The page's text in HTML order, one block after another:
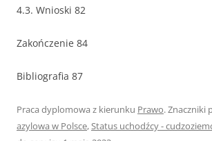
4.3. Wnioski 82
Zakończenie 84
Bibliografia 87
Praca dyplomowa z kierunku Prawo. Znaczniki
azylowa w Polsce,Status uchodźcy -